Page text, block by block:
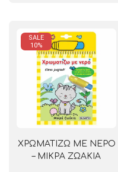
SALE
10%
ΧΡΩΜΑΤΙΖΩ ΜΕ ΝΕΡΟ
– ΜΙΚΡΑ ΖΩΑΚΙΑ